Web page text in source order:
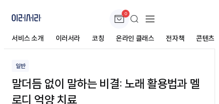
0
서비스 소개 이러서라 코칭 온라인 클래스 전자책 콘텐츠
말더듬 없이 말하는 비결: 노래 활용법과 멜로디
일반
말더듬 없이 말하는 비결: 노래 활용법과 멜
로디 억양 치료